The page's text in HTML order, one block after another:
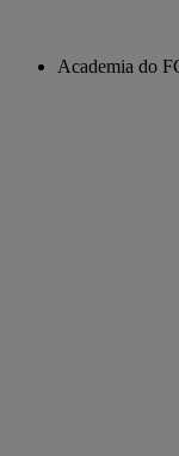
Academia do